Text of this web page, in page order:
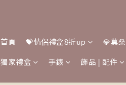
首頁 💝情侶禮盒8折up 💎莫
獨家禮盒
手錶 飾品 | 配件